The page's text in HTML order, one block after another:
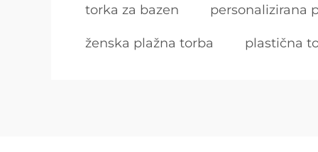
torka za bazen personalizirana
ženska plažna torba plastična